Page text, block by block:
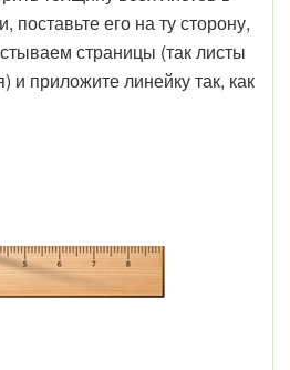
поставьте его на ту сторону,
страницы (так листы
и приложите линейку так, как